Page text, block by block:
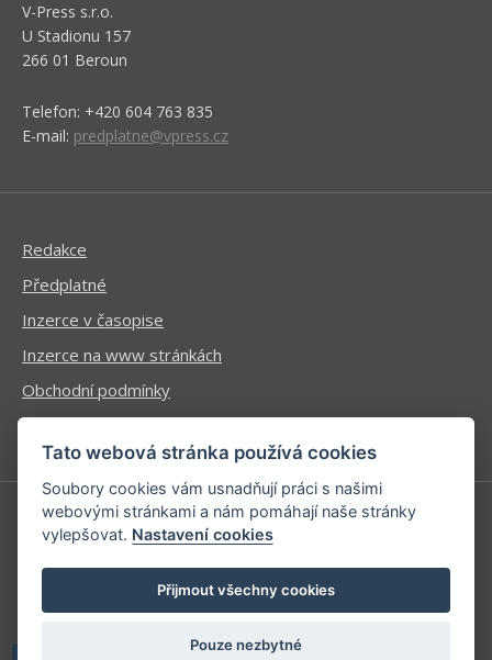
V-Press s.r.o.
U Stadionu 157
266 01 Beroun
Telefon: +420 604 763 835
E-mail: predplatne@vpress.cz
Redakce
Předplatné
Inzerce v časopise
Inzerce na www stránkách
Obchodní podmínky
Ochrana osobních údajů
Příhlášení | Registrace
Kontaktní informace
Mapa stránek
Tato webová stránka používá cookies
Soubory cookies vám usnadňují práci s našimi
webovými stránkami a nám pomáhají naše stránky
vylepšovat. Nastavení cookies
Přijmout všechny cookies
Pouze nezbytné